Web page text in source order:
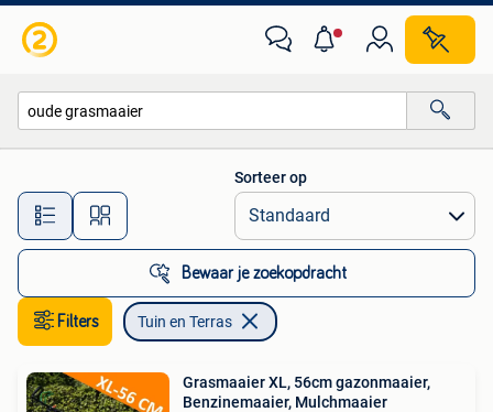
Alle afstanden…
Sorteer op
Bewaar je zoekopdracht
Filters Tuin en Terras
Grasmaaier XL, 56cm gazonmaaier,
Benzinemaaier, Mulchmaaier